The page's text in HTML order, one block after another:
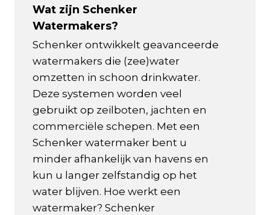
Wat zijn Schenker
Watermakers?
Schenker ontwikkelt geavanceerde
watermakers die (zee)water
omzetten in schoon drinkwater.
Deze systemen worden veel
gebruikt op zeilboten, jachten en
commerciële schepen. Met een
Schenker watermaker bent u
minder afhankelijk van havens en
kun u langer zelfstandig op het
water blijven. Hoe werkt een
watermaker? Schenker